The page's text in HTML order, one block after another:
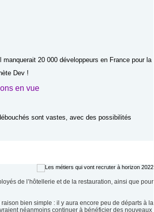
20 000 développeurs en France pour la
Dev !
en vue
sont vastes, avec des possibilités
de l’hôtellerie et de la restauration, ainsi que pour
bien simple : il y aura encore peu de départs à la
néanmoins continuer à bénéficier des nouveaux